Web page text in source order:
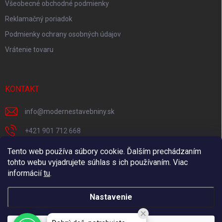
Tento web používa súbory cookie. Ďalším prechádzaním
tohto webu vyjadrujete súhlas s ich používaním. Viac
informáciítu.
Nastavenie
Všeobecné obchodné podmienky
Reklamačný poriadok
Podmienky ochrany osobných údajov
Vrátenie tovaru
KONTAKT
info@modernestavebniny.sk
+421 901 712 668
Facebook
moderne.stavebniny
Copyright 2026 . Všetky práva vyhradené.Upraviť